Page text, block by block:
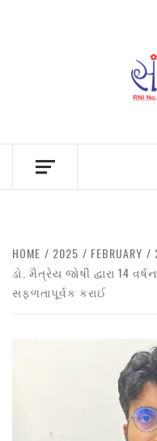
HOME 2025 FEBRUARY
ડો. મૈત્રેય જોષી દ્વારા 14
સફળતાપૂર્વક કરાઈ